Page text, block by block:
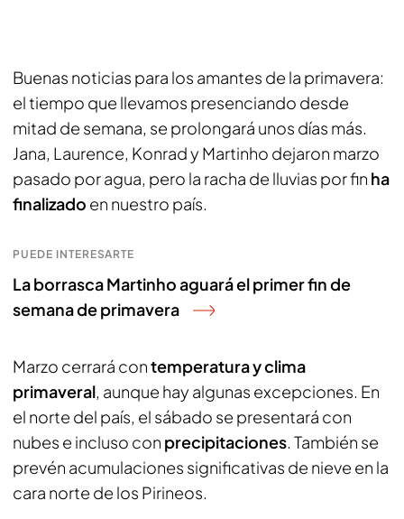
Buenas noticias para los amantes de la primavera:
el tiempo que llevamos presenciando desde
mitad de semana, se prolongará unos días más.
Jana, Laurence, Konrad y Martinho dejaron marzo
pasado por agua, pero la racha de lluvias por fin ha
finalizado en nuestro país.
PUEDE INTERESARTE
La borrasca Martinho aguará el primer fin de
semana de primavera
Marzo cerrará contemperatura y clima
primaveral, aunque hay algunas excepciones. En
el norte del país, el sábado se presentará con
nubes e incluso con precipitaciones. También se
prevén acumulaciones significativas de nieve en la
cara norte de los Pirineos.